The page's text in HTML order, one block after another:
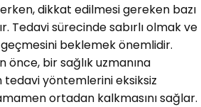
dikkat edilmesi gereken bazı
Tedavi sürecinde sabırlı olmak ve
beklemek önemlidir.
bir sağlık uzmanına
tedavi yöntemlerini eksiksiz
ortadan kalkmasını sağlar.